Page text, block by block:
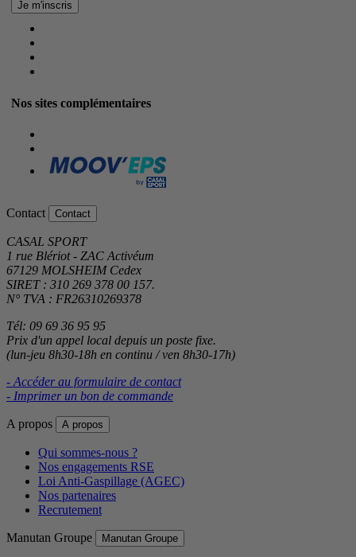
Nos sites complémentaires
Contact Contact
CASAL SPORT
1 rue Blériot - ZAC Activéum
67129 MOLSHEIM Cedex
SIRET : 310 269 378 00 157.
N° TVA : FR26310269378
Tél: 09 69 36 95 95
Prix d'un appel local depuis un poste fixe.
(lun-jeu 8h30-18h en continu / ven 8h30-17h)
- Accéder au formulaire de contact
- Imprimer un bon de commande
A propos A propos
Qui sommes-nous ?
Nos engagements RSE
Loi Anti-Gaspillage (AGEC)
Nos partenaires
Recrutement
Manutan Groupe Manutan Groupe